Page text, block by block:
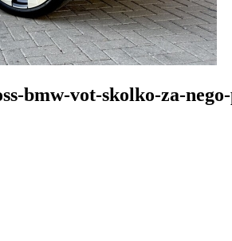
bmw-vot-skolko-za-